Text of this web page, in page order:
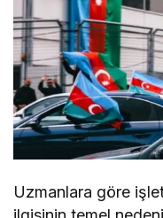
Uzmanlara göre